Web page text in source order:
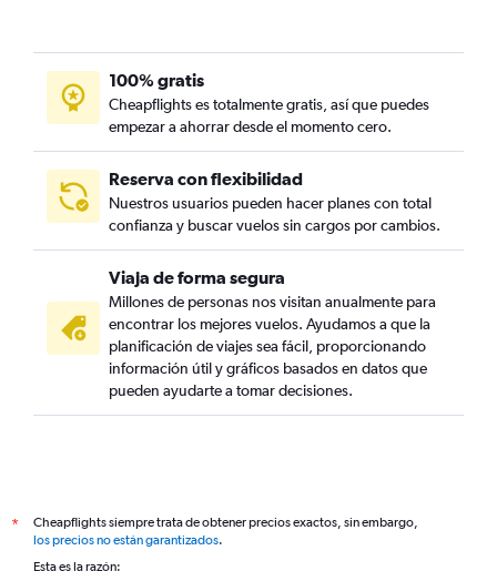
100% gratis
Cheapflights es totalmente gratis, así que puedes
empezar a ahorrar desde el momento cero.
Reserva con flexibilidad
Nuestros usuarios pueden hacer planes con total
confianza y buscar vuelos sin cargos por cambios.
Viaja de forma segura
Millones de personas nos visitan anualmente para
encontrar los mejores vuelos. Ayudamos a que la
planificación de viajes sea fácil, proporcionando
información útil y gráficos basados en datos que
pueden ayudarte a tomar decisiones.
*
Cheapflights siempre trata de obtener precios exactos, sin embargo,
los precios no están garantizados.
Esta es la razón: